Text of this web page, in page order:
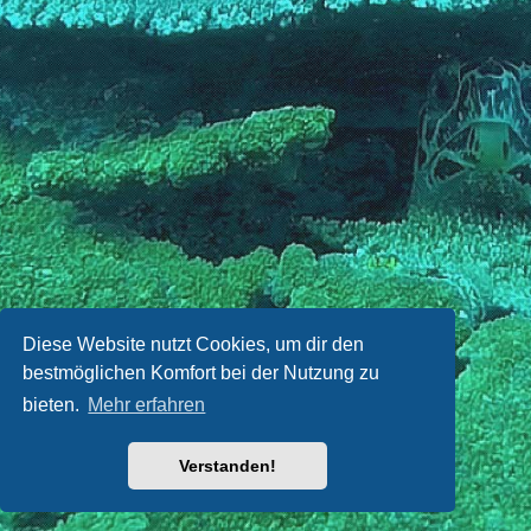
Diese Website nutzt Cookies, um dir den
bestmöglichen Komfort bei der Nutzung zu
bieten. Mehr erfahren
Verstanden!